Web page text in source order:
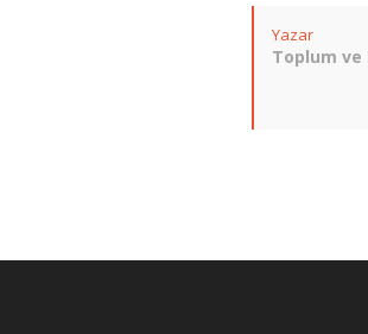
Yazar
Toplum ve